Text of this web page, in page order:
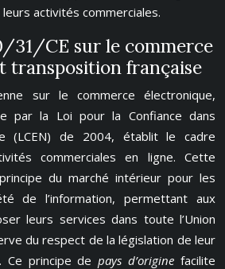
activités commerciales.
31/CE sur le commerce
transposition française
sur le commerce électronique,
par la Loi pour la Confiance dans
(LCEN) de 2004, établit le cadre
commerciales en ligne. Cette
du marché intérieur pour les
de l’information, permettant aux
leurs services dans toute l’Union
du respect de la législation de leur
Ce principe depays d’originefacilite